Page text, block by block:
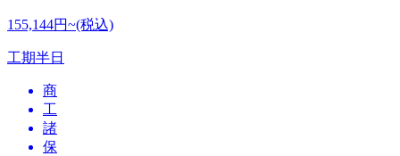
155,144円~(税込)
工期半日
商
工
諸
保